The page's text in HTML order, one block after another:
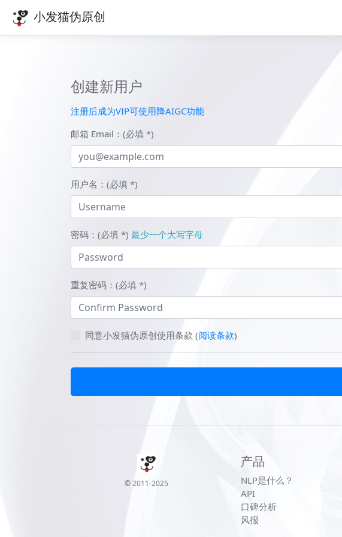
小发猫伪原创
创建新用户
注册后成为VIP可使用降AIGC功能
邮箱 Email： (必填 *)
用户名： (必填 *)
密码： (必填 *) 最少一个大写字母
重复密码： (必填 *)
同意小发猫伪原创使用条款 (阅读条款)
© 2011-2025
产品
NLP是什么？
API
口碑分析
风报